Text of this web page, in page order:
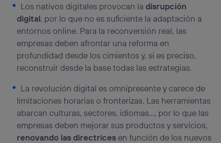
Los nativos digitales provocan ladisrupción
digital, por lo que no es suficiente la adaptación a
entornos online. Para la reconversión real, las
empresas deben afrontar una reforma en
profundidad desde los cimientos y, si es preciso,
reconstruir desde la base todas las estrategias.
La revolución digital es omnipresente y carece de
limitaciones horarias o fronterizas. Las herramientas
abarcan culturas, sectores, idiomas…, por lo que las
empresas deben mejorar sus productos y servicios,
renovando las directricesen función de los nuevos
Puedes gestionar los consentimientos Utiq seleccionando
“Administrar Utiq” en la parte inferior de esta página web o
visitando el portal de privacidad de Utiq
. Para más información, consulta
la política de privacidad de Utiq